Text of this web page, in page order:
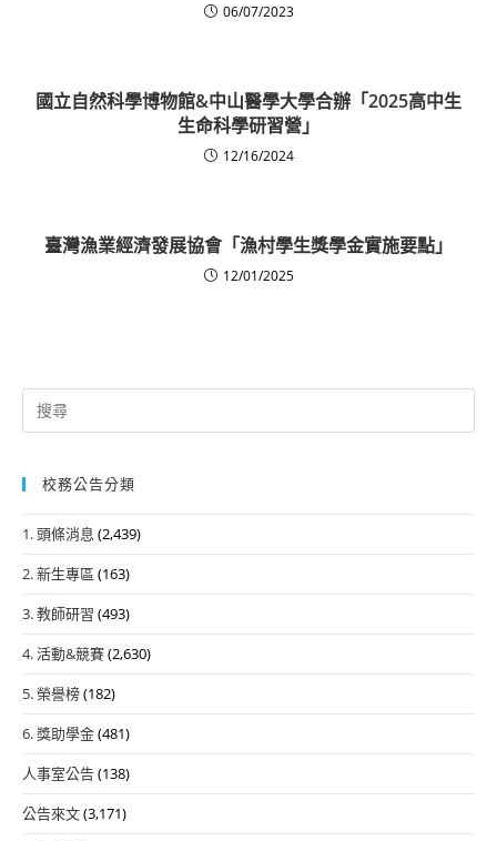
06/07/2023
國立自然科學博物館&中山醫學大學合辦「2025高中生
生命科學研習營」
12/16/2024
臺灣漁業經濟發展協會「漁村學生獎學金實施要點」
12/01/2025
Search
for:
校務公告分類
1. 頭條消息 (2,439)
2. 新生專區 (163)
3. 教師研習 (493)
4. 活動&競賽(2,630)
5. 榮譽榜(182)
6. 獎助學金(481)
人事室公告(138)
公告來文(3,171)